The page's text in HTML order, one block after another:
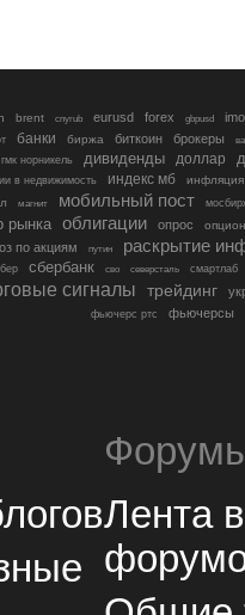
brent cnyrub eurusd forex gbpusd
банки биржа биткоин брокеры
гмк норникель
дивиденды доллар
в недвижимость индекс мб
инфляция
магнит мобильный пост
рынка облигации опрос
по акциям путин раскрытие
сбербанк сво северсталь смартлаб
сигналы трейдинг
фьючерс ртс фьючерсы
Лента